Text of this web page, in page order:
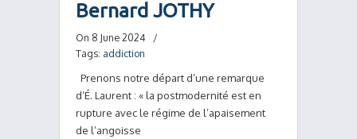
Bernard JOTHY
On 8 June 2024
/
Tags: addiction
Prenons notre départ d’une remarque
d’É. Laurent : « la postmodernité est en
rupture avec le régime de l’apaisement
de l’angoisse